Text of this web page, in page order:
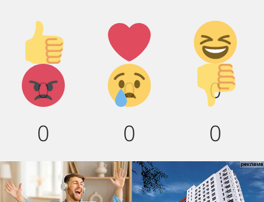
Палец
вверх!
0
Лайк!
0
Дикий
смех!
0
Агрессия!
0
Грусть :(
0
Палец
вниз!
0